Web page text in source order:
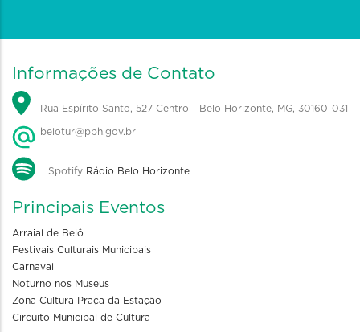
Informações de Contato
Rua Espírito Santo, 527 Centro - Belo Horizonte, MG, 30160-031
belotur@pbh.gov.br
Spotify Rádio Belo Horizonte
Principais Eventos
Arraial de Belô
Festivais Culturais Municipais
Carnaval
Noturno nos Museus
Zona Cultura Praça da Estação
Circuito Municipal de Cultura